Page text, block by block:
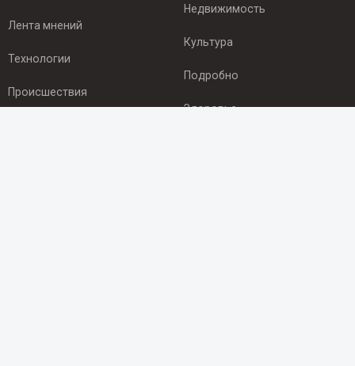
Лента мнений
Технологии
Происшествия
Недвижимость
Культура
Подробно
Здоровье